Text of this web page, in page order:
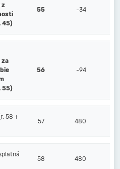
z
45)
55 -34
za
55)
56 -94
58 +
57 480
58 480